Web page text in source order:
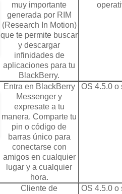
muy importante
generada por RIM
(Research In Motion)
que te permite buscar
y descargar
infinidades de
aplicaciones para tu
BlackBerry.
Entra en BlackBerry
Messenger y
expresate a tu
manera. Comparte tu
pin o código de
barras único para
conectarse con
amigos en cualquier
lugar y a cualquier
hora.
OS 4.5.0 o
Cliente de
OS 4.5.0 o